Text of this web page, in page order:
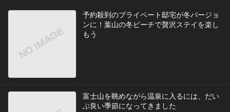
予約殺到のプライベート邸宅が冬バージョ
ンに！葉山の冬ビーチで贅沢ステイを楽し
もう
富士山を眺めながら温泉に入るには、だい
ぶ良い季節になってきました